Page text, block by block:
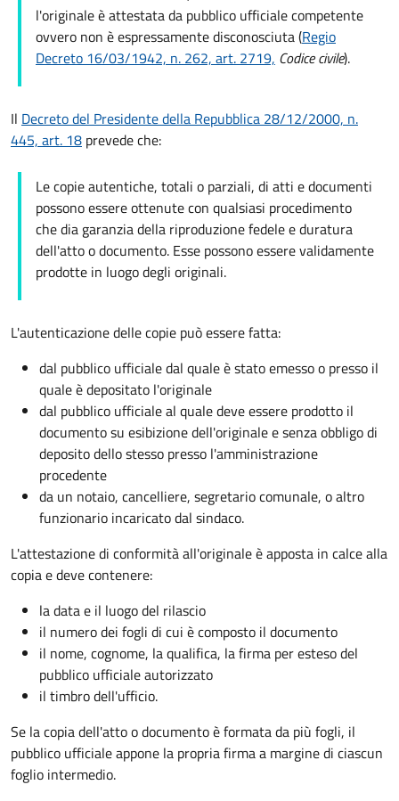
l'originale è attestata da pubblico ufficiale competente
ovvero non è espressamente disconosciuta (Regio
Decreto 16/03/1942, n. 262, art. 2719, Codice civile).
Il Decreto del Presidente della Repubblica 28/12/2000, n.
445, art. 18 prevede che:
Le copie autentiche, totali o parziali, di atti e documenti
possono essere ottenute con qualsiasi procedimento
che dia garanzia della riproduzione fedele e duratura
dell'atto o documento. Esse possono essere validamente
prodotte in luogo degli originali.
L'autenticazione delle copie può essere fatta:
dal pubblico ufficiale dal quale è stato emesso o presso il
quale è depositato l'originale
dal pubblico ufficiale al quale deve essere prodotto il
documento su esibizione dell'originale e senza obbligo di
deposito dello stesso presso l'amministrazione
procedente
da un notaio, cancelliere, segretario comunale, o altro
funzionario incaricato dal sindaco.
L'attestazione di conformità all'originale è apposta in calce alla
copia e deve contenere:
la data e il luogo del rilascio
il numero dei fogli di cui è composto il documento
il nome, cognome, la qualifica, la firma per esteso del
pubblico ufficiale autorizzato
il timbro dell'ufficio.
Se la copia dell'atto o documento è formata da più fogli, il
pubblico ufficiale appone la propria firma a margine di ciascun
foglio intermedio.